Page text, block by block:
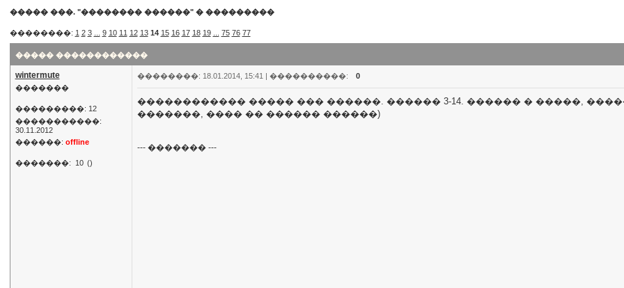
����� ���. "�������� ������"� ���������
��������: 1 2 3 9 10 11 12 13 14 15 16 17 18 19 75 76 77
����� ������������
wintermute
�������
���������: 12
�����������:
30.11.2012
������: offline
�������: 10 ()
��������: 18.01.2014, 15:41 | ����������: 0
������������ ����� ��� ������. ������ 3-14. ������ � �����,
�������, ���� �� ������ ������)
--- ������� ---